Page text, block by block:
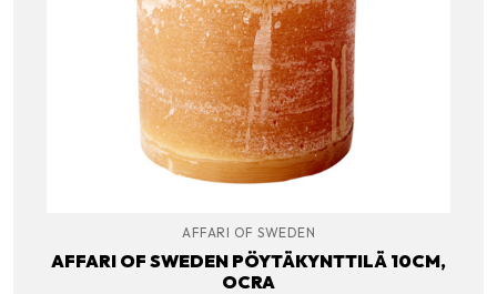
AFFARI OF SWEDEN
AFFARI OF SWEDEN PÖYTÄKYNTTILÄ 10CM,
OCRA